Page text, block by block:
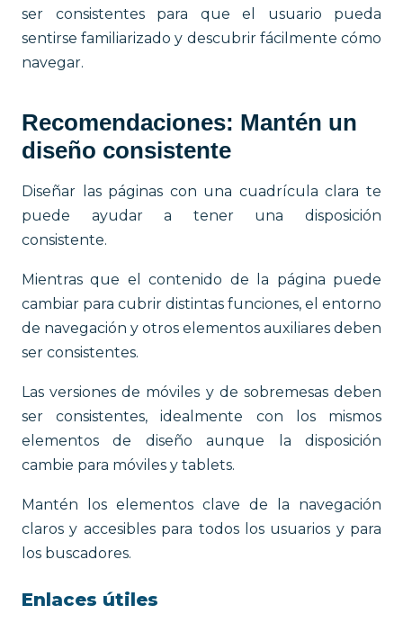
ser consistentes para que el usuario pueda
sentirse familiarizado y descubrir fácilmente cómo
navegar.
Recomendaciones: Mantén un
diseño consistente
Diseñar las páginas con una cuadrícula clara te
puede ayudar a tener una disposición
consistente.
Mientras que el contenido de la página puede
cambiar para cubrir distintas funciones, el entorno
de navegación y otros elementos auxiliares deben
ser consistentes.
Las versiones de móviles y de sobremesas deben
ser consistentes, idealmente con los mismos
elementos de diseño aunque la disposición
cambie para móviles y tablets.
Mantén los elementos clave de la navegación
claros y accesibles para todos los usuarios y para
los buscadores.
Enlaces útiles